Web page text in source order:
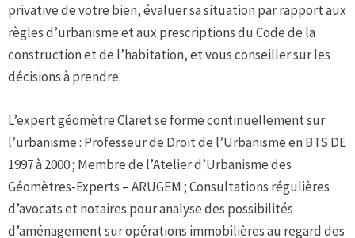
privative de votre bien, évaluer sa situation par rapport aux
règles d’urbanisme et aux prescriptions du Code de la
construction et de l’habitation, et vous conseiller sur les
décisions à prendre.
L’expert géomètre Claret se forme continuellement sur
l’urbanisme : Professeur de Droit de l’Urbanisme en BTS DE
1997 à 2000 ; Membre de l’Atelier d’Urbanisme des
Géomètres-Experts – ARUGEM ; Consultations régulières
d’avocats et notaires pour analyse des possibilités
d’aménagement sur opérations immobilières au regard des